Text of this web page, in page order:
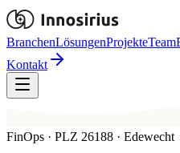
BranchenLösungenProjekteTeam
Kontakt
FinOps · PLZ 26188 · Edewecht